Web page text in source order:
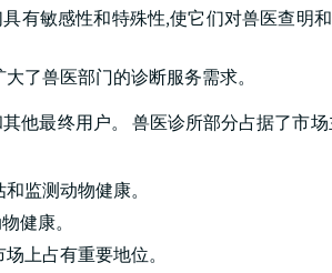
有敏感性和特殊性,使它们对兽医查明
了兽医部门的诊断服务需求。
他最终用户。 兽医诊所部分占据了市场
监测动物健康。
健康。
上占有重要地位。